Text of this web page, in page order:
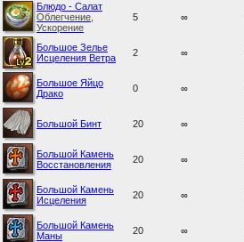
Блюдо - Салат
Облегчение,
Ускорение
5 ∞
Большое Зелье
Исцеления Ветра
2 ∞
Большое Яйцо
Драко
0 ∞
Большой Бинт 20 ∞
Большой Камень
Восстановления
20 ∞
Большой Камень
Исцеления
20 ∞
Большой Камень
Маны
20 ∞